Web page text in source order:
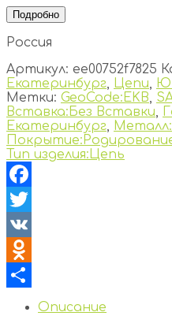
Подробно
Россия
Артикул: ee00752f7825
Екатеринбург, Цепи,
Метки: GeoCode:EKB,
Вставка:Без Вставки,
Екатеринбург,
Тип изделия:Цепь
Facebook
Twitter
VK
Odnoklassniki
Отправить
Описание